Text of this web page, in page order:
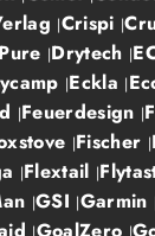
Crispi
Drytech
Eckla
Feuerdesign
Fischer
Flextail
GSI Garmin